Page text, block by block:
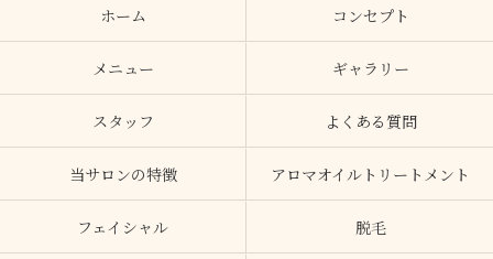
ホーム コンセプト
メニュー ギャラリー
スタッフ よくある質問
当サロンの特徴 アロマオイルトリートメント
フェイシャル 脱毛